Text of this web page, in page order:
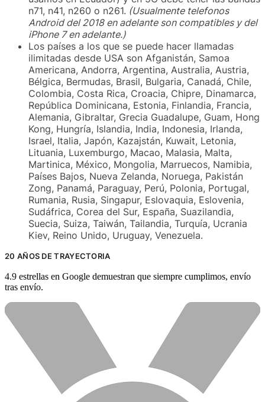
n71, n41, n260 o n261. (Usualmente telefonos
Android del 2018 en adelante son compatibles y del
iPhone 7 en adelante.)
Los países a los que se puede hacer llamadas
ilimitadas desde USA son Afganistán, Samoa
Americana, Andorra, Argentina, Australia, Austria,
Bélgica, Bermudas, Brasil, Bulgaria, Canadá, Chile,
Colombia, Costa Rica, Croacia, Chipre, Dinamarca,
República Dominicana, Estonia, Finlandia, Francia,
Alemania, Gibraltar, Grecia Guadalupe, Guam, Hong
Kong, Hungría, Islandia, India, Indonesia, Irlanda,
Israel, Italia, Japón, Kazajstán, Kuwait, Letonia,
Lituania, Luxemburgo, Macao, Malasia, Malta,
Martinica, México, Mongolia, Marruecos, Namibia,
Países Bajos, Nueva Zelanda, Noruega, Pakistán
Zong, Panamá, Paraguay, Perú, Polonia, Portugal,
Rumania, Rusia, Singapur, Eslovaquia, Eslovenia,
Sudáfrica, Corea del Sur, España, Suazilandia,
Suecia, Suiza, Taiwán, Tailandia, Turquía, Ucrania
Kiev, Reino Unido, Uruguay, Venezuela.
20 AÑOS DE TRAYECTORIA
4.9 estrellas en Google demuestran que siempre cumplimos, envío
tras envío.